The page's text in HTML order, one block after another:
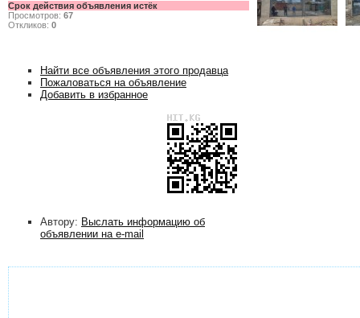
Срок действия объявления истёк
Просмотров: 67
Откликов: 0
Найти все объявления этого продавца
Пожаловаться на объявление
Добавить в избранное
Автору: Выслать информацию об
объявлении на e-mail